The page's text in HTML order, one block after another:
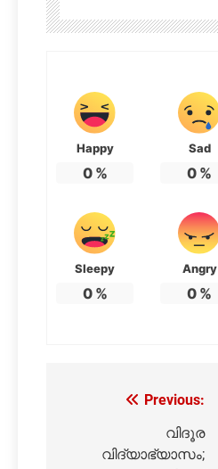
Happy
0%
Sad
0 %
Sleepy
0%
Angry
0 %
Previous:
വിദൂര
വിദ്യാഭ്യാസം;